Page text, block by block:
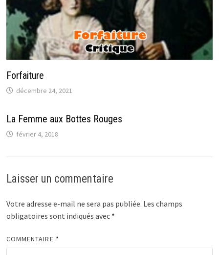
Forfaiture
décembre 24, 2021
La Femme aux Bottes Rouges
février 4, 2018
Laisser un commentaire
Votre adresse e-mail ne sera pas publiée. Les champs
obligatoires sont indiqués avec *
COMMENTAIRE *